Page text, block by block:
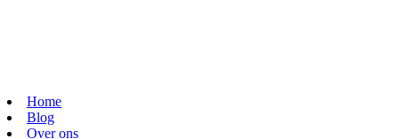
Home
Blog
Over ons